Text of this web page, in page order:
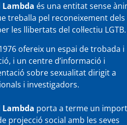
Lambda és una entitat sense
treballa pel reconeixement dels
les llibertats del col·lectiu LGTB.
ofereix un espai de trobada i
i un centre d’informació i
sobre sexualitat dirigit a
i investigadors.
Lambda porta a terme un
projecció social amb les seves